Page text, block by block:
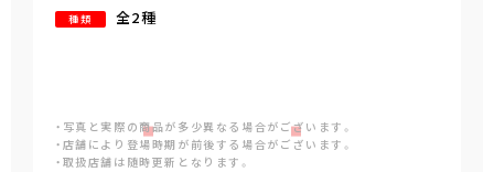
種類 全2種
・写真と実際の商品が多少異なる場合がございます。
・店舗により登場時期が前後する場合がございます。
・取扱店舗は随時更新となります。